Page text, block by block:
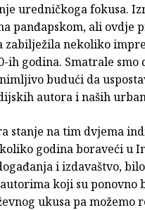
uredničkoga fokusa.
panđapskom, ali ovdje
nekoliko
ih godina. Smatrale
budući da
autora i naših
stanje na tim dvjema
godina boraveći u
i izdavaštvo,
koji su ponovno
ukusa pa